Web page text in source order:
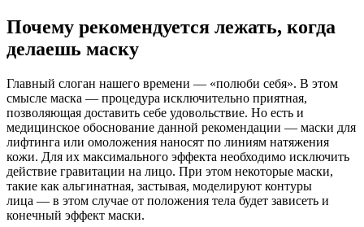
Почему рекомендуется лежать, когда
делаешь маску
Главный слоган нашего времени — «полюби себя». В этом
смысле маска — процедура исключительно приятная,
позволяющая доставить себе удовольствие. Но есть и
медицинское обоснование данной рекомендации — маски для
лифтинга или омоложения наносят по линиям натяжения
кожи. Для их максимального эффекта необходимо исключить
действие гравитации на лицо. При этом некоторые маски,
такие как альгинатная, застывая, моделируют контуры
лица — в этом случае от положения тела будет зависеть и
конечный эффект маски.